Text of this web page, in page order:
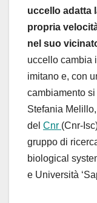
uccello adatta
propria
nel suo
uccello cambia
imitano e, con
cambiamento
Stefania
del Cnr (Cnr-
gruppo di
biological
e Università